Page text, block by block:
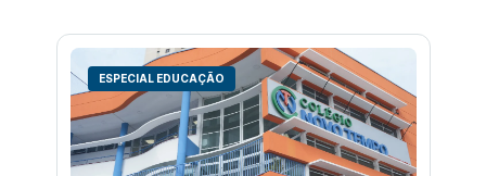
ESPECIAL EDUCAÇÃO